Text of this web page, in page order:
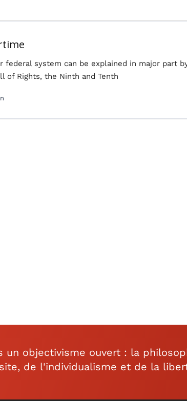
federal system can be explained in major part
of Rights, the Ninth and Tenth
un objectivisme ouvert : la
de l'individualisme et de la